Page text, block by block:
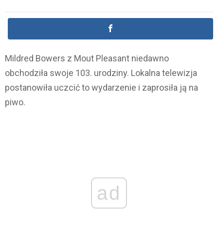
Mildred Bowers z Mout Pleasant niedawno
obchodziła swoje 103. urodziny. Lokalna telewizja
postanowiła uczcić to wydarzenie i zaprosiła ją na
piwo.
ad